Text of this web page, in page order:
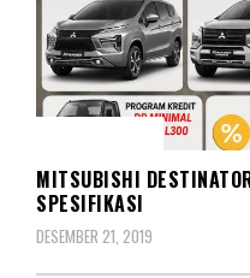
MITSUBISHI
SPESIFIKASI
DESEMBER 21, 2019